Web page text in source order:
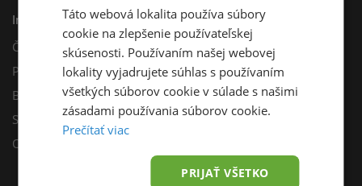
Informácie
Často kladené otázky
Poradňa
Blog
Sprievodca výberom fotovoltiky
Odporúčací program
Táto webová lokalita používa súbory
cookie na zlepšenie používateľskej
skúsenosti. Používaním našej webovej
lokality vyjadrujete súhlas s používaním
všetkých súborov cookie v súlade s našimi
zásadami používania súborov cookie.
Prečítať viac
PRIJAŤ VŠETKO